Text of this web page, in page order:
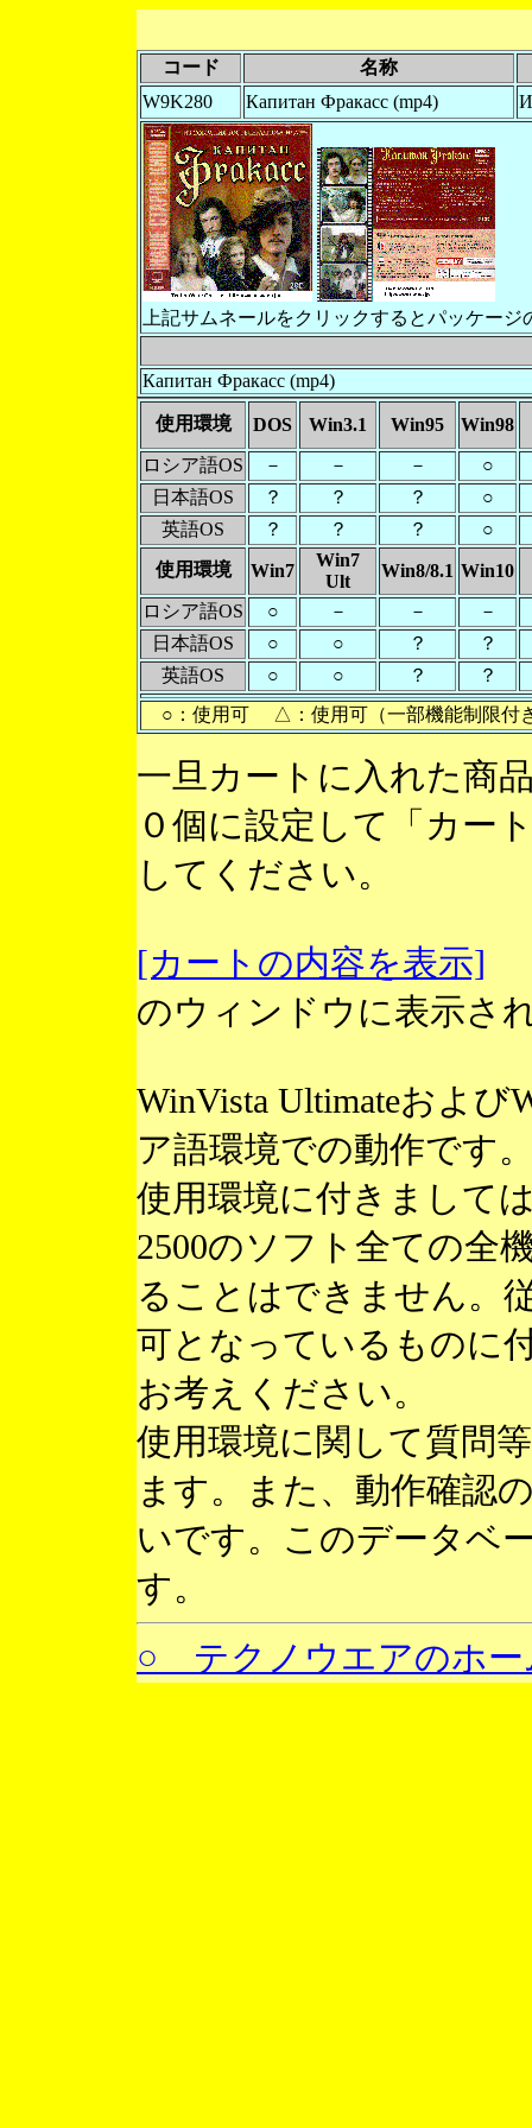
コード
名称
W9K280
Капитан Фракасс (mp4)
上記サムネールをクリックするとパッケー
Капитан Фракасс (mp4)
使用環境 DOS Win3.1 Win95
Win98
ロシア語OS
－ － －
○
日本語OS
？ ？ ？
○
英語OS
？ ？ ？
○
使用環境
Win7
Win7
Ult
Win8/8.1 Win10
ロシア語OS
○ － －
－
日本語OS
○ ○ ？
？
英語OS
○ ○ ？
？
○：使用可 △：使用可（一部機能制限
一旦カートに入れた商
０個に設定して「カー
してください。
[カートの内容を表示]
のウィンドウに表示さ
WinVista Ultimateおよ
ア語環境での動作です
使用環境に付きまして
2500のソフト全ての全
ることはできません。
可となっているものに
お考えください。
使用環境に関して質問
ます。また、動作確認
いです。このデータベ
す。
○ テクノウエアのホー